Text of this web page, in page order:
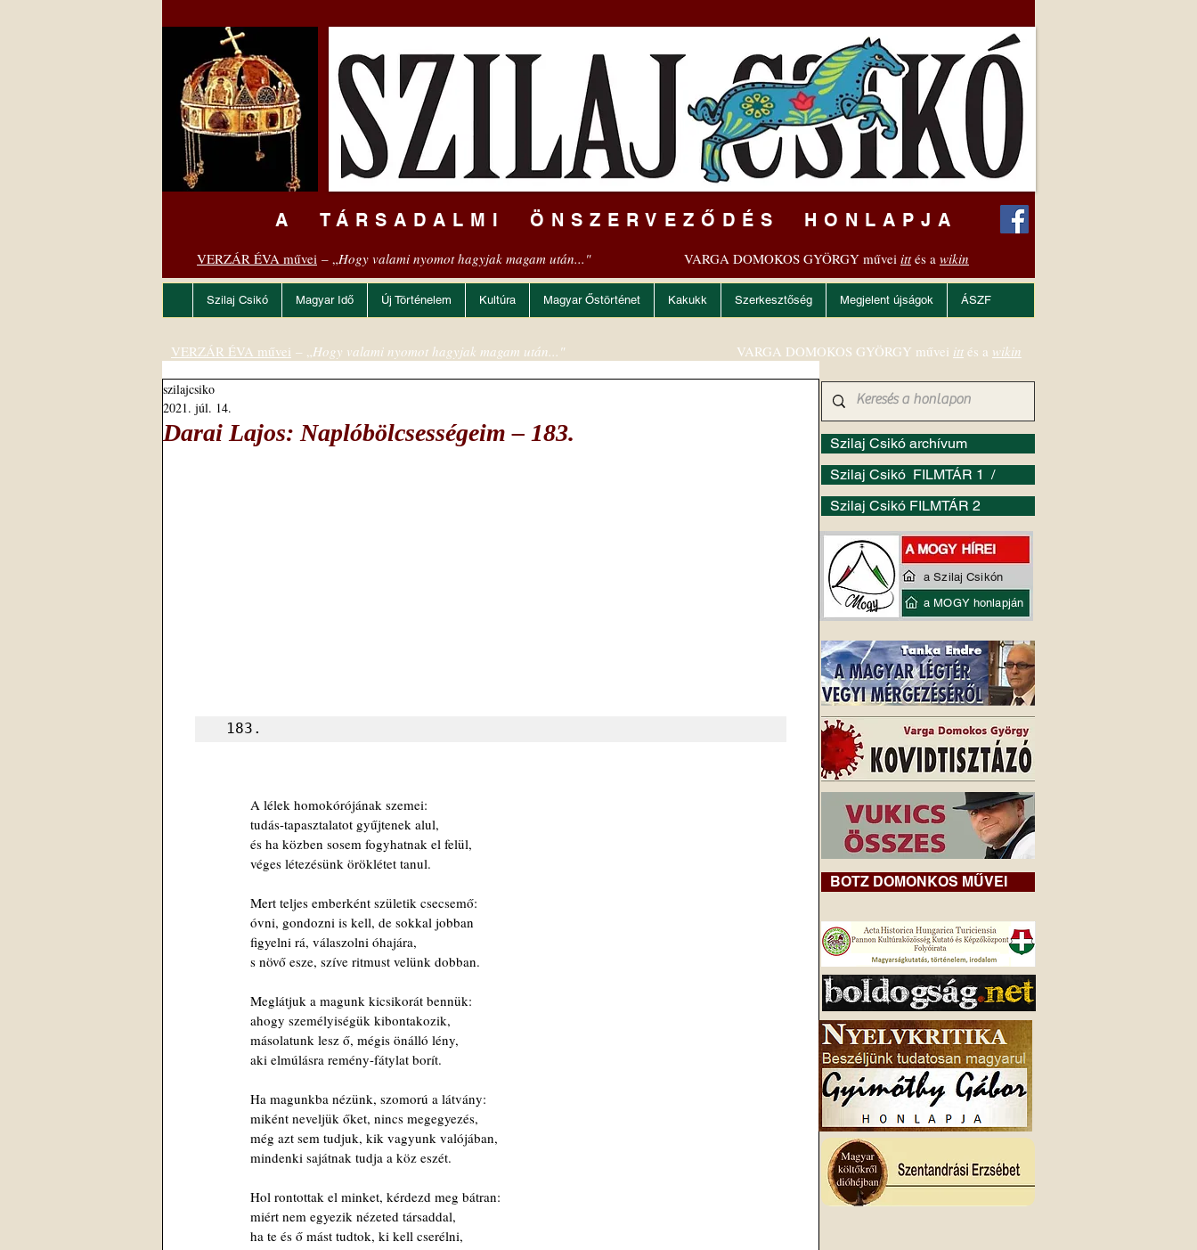
A TÁRSADALMI ÖNSZERVEZŐDÉS HONLAPJA
VERZÁR ÉVA művei – „Hogy valami nyomot hagyjak magam után..." VARGA DOMOKOS GYÖRGY művei ittés a wikin
Szilaj Csikó Magyar Idő Új Történelem Kultúra Magyar Őstörténet Kakukk Szerkesztőség Megjelent újságok ÁSZF
Darai Lajos: Naplóbölcsességeim – 183.
szilajcsiko
2021. júl. 14.
183.
A lélek homokórójának szemei:
tudás-tapasztalatot gyűjtenek alul,
és ha közben sosem fogyhatnak el felül,
véges létezésünk öröklétet tanul.
Mert teljes emberként születik csecsemő:
óvni, gondozni is kell, de sokkal jobban
figyelni rá, válaszolni óhajára,
s növő esze, szíve ritmust velünk dobban.
Meglátjuk a magunk kicsikorát bennük:
ahogy személyiségük kibontakozik,
másolatunk lesz ő, mégis önálló lény,
aki elmúlásra remény-fátylat borít.
Ha magunkba nézünk, szomorú a látvány:
miként neveljük őket, nincs megegyezés,
még azt sem tudjuk, kik vagyunk valójában,
mindenki sajátnak tudja a köz eszét.
Hol rontottak el minket, kérdezd meg bátran:
miért nem egyezik nézeted társaddal,
ha te és ő mást tudtok, ki kell cserélni,
Szilaj Csikó archívum
Szilaj Csikó FILMTÁR 1 /
Szilaj Csikó FILMTÁR 2
VERZÁR ÉVA művei – „Hogy valami nyomot hagyjak magam után..." VARGA DOMOKOS GYÖRGY művei itt és a wikin
BOTZ DOMONKOS MŰVEI
a Szilaj Csikón
a MOGY honlapján